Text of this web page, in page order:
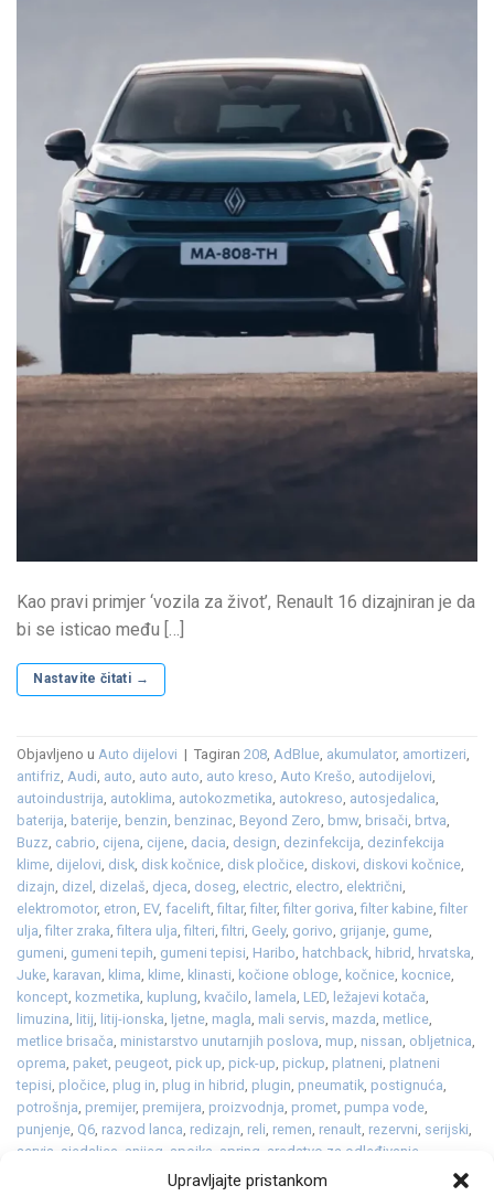
Upravljajte pristankom
Kao pravi primjer ‘vozila za život’, Renault 16 dizajniran je da
bi se isticao među […]
Nastavite čitati →
Objavljeno u Auto dijelovi | Tagiran 208, AdBlue, akumulator, amortizeri,
antifriz, Audi, auto, auto auto, auto kreso, Auto Krešo, autodijelovi,
autoindustrija, autoklima, autokozmetika, autokreso, autosjedalica,
baterija, baterije, benzin, benzinac, Beyond Zero, bmw, brisači, brtva,
Buzz, cabrio, cijena, cijene, dacia, design, dezinfekcija, dezinfekcija
klime, dijelovi, disk, disk kočnice, disk pločice, diskovi, diskovi kočnice,
dizajn, dizel , dizelaš, djeca, doseg, electric, electro, električni,
elektromotor, etron, EV, facelift,filtar,filter,filter goriva,filter kabine,filter
ulja,filter zraka,filtera ulja,filteri,filtri, Geely, gorivo, grijanje, gume,
gumeni, gumeni tepih, gumeni tepisi, Haribo, hatchback, hibrid, hrvatska,
Juke, karavan, klima, klime, klinasti, kočione obloge, kočnice, kocnice,
koncept, kozmetika, kuplung, kvačilo, lamela, LED, ležajevi kotača,
limuzina, litij, litij-ionska, ljetne, magla, mali servis, mazda, metlice,
metlice brisača, ministarstvo unutarnjih poslova, mup, nissan, obljetnica,
oprema, paket, peugeot, pick up, pick-up, pickup, platneni, platneni
tepisi, pločice, plug in, plug in hibrid, plugin, pneumatik, postignuća,
potrošnja, premijer, premijera, proizvodnja, promet, pumpa vode,
punjenje, Q6, razvod lanca, redizajn, reli, remen, renault, rezervni, serijski,
servis sjedalica snijeg spojka spring sredstvo za odleđivanje
staklo,struja,SUV,svijećice,svjećice